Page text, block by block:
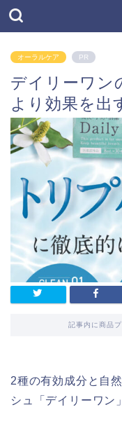
オーラルケア PR
デイリーワン
より効果を出
記事内に商品
2種の有効成分と自
シュ「デイリーワン